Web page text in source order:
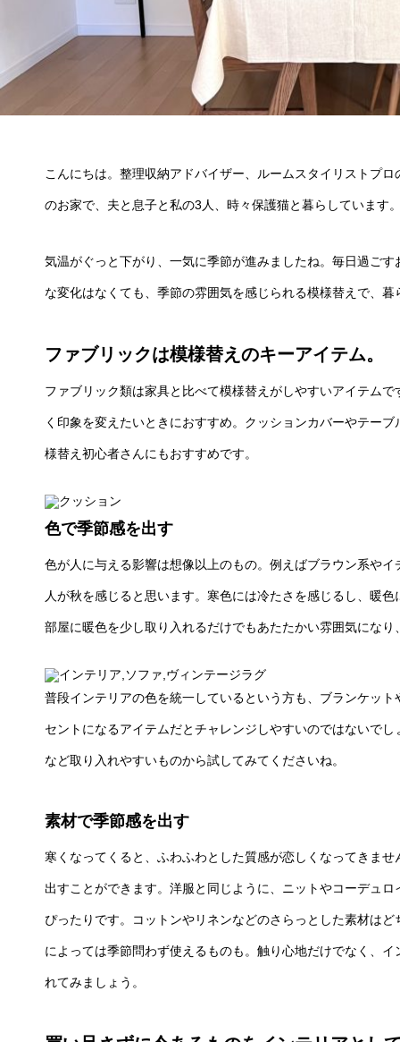
こんにちは。整理収納アドバイザー、ルームスタイリストプ
のお家で、夫と息子と私の3人、時々保護猫と暮らしています
気温がぐっと下がり、一気に季節が進みましたね。毎日過ご
な変化はなくても、季節の雰囲気を感じられる模様替えで、
ファブリックは模様替えのキーアイテム。
ファブリック類は家具と比べて模様替えがしやすいアイテム
く印象を変えたいときにおすすめ。クッションカバーやテー
様替え初心者さんにもおすすめです。
色で季節感を出す
色が人に与える影響は想像以上のもの。例えばブラウン系や
人が秋を感じると思います。寒色には冷たさを感じるし、暖
部屋に暖色を少し取り入れるだけでもあたたかい雰囲気になり
普段インテリアの色を統一しているという方も、ブランケッ
セントになるアイテムだとチャレンジしやすいのではないで
など取り入れやすいものから試してみてくださいね。
素材で季節感を出す
寒くなってくると、ふわふわとした質感が恋しくなってきま
出すことができます。洋服と同じように、ニットやコーデュ
ぴったりです。コットンやリネンなどのさらっとした素材は
によっては季節問わず使えるものも。触り心地だけでなく、
れてみましょう。